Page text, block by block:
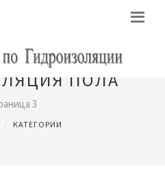
ПОЛА
3
КАТЕГОРИИ